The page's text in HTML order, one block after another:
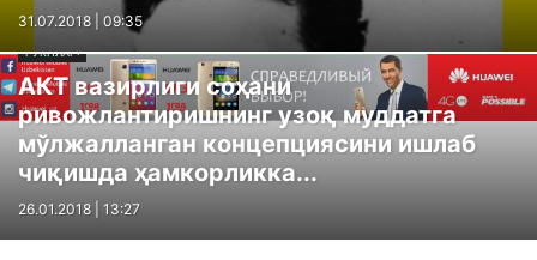
31.07.2018 | 09:35
РУКНЛАР:
АКТ вазирлиги соҳани
ривожлантиришнинг узоқ муддатга
мўлжалланган концепциясини ишлаб
чиқишда ҳамкорликка...
26.01.2018 | 13:27